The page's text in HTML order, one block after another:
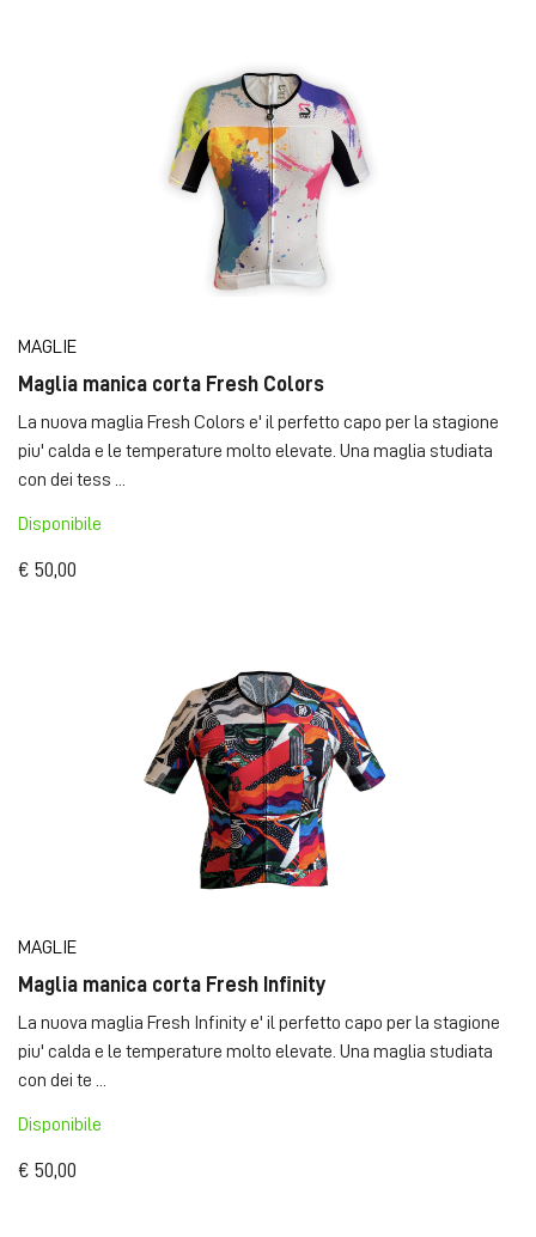
MAGLIE
Maglia manica corta Fresh Colors
La nuova maglia Fresh Colors e' il perfetto capo per la stagione
piu' calda e le temperature molto elevate. Una maglia studiata
con dei tess ...
Disponibile
€ 50,00
MAGLIE
Maglia manica corta Fresh Infinity
La nuova maglia Fresh Infinity e' il perfetto capo per la stagione
piu' calda e le temperature molto elevate. Una maglia studiata
con dei te ...
Disponibile
€ 50,00